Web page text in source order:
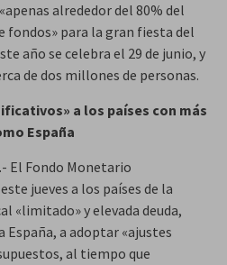
alrededor del 80% del
fondos» para la gran fiesta del
año se celebra el 29 de junio, y
de dos millones de personas.
a los países con más
España
El Fondo Monetario
jueves a los países de la
«limitado» y elevada deuda,
España, a adoptar «ajustes
al tiempo que